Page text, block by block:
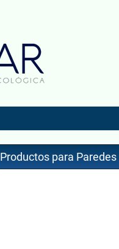
Productos para Paredes